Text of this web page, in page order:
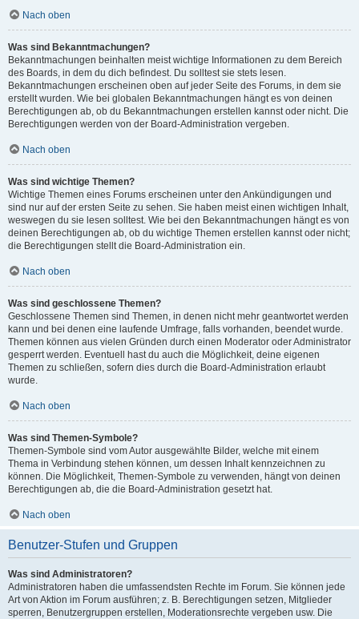
Nach oben
Was sind Bekanntmachungen?
Bekanntmachungen beinhalten meist wichtige Informationen zu dem Bereich
des Boards, in dem du dich befindest. Du solltest sie stets lesen.
Bekanntmachungen erscheinen oben auf jeder Seite des Forums, in dem sie
erstellt wurden. Wie bei globalen Bekanntmachungen hängt es von deinen
Berechtigungen ab, ob du Bekanntmachungen erstellen kannst oder nicht. Die
Berechtigungen werden von der Board-Administration vergeben.
Nach oben
Was sind wichtige Themen?
Wichtige Themen eines Forums erscheinen unter den Ankündigungen und
sind nur auf der ersten Seite zu sehen. Sie haben meist einen wichtigen Inhalt,
weswegen du sie lesen solltest. Wie bei den Bekanntmachungen hängt es von
deinen Berechtigungen ab, ob du wichtige Themen erstellen kannst oder nicht;
die Berechtigungen stellt die Board-Administration ein.
Nach oben
Was sind geschlossene Themen?
Geschlossene Themen sind Themen, in denen nicht mehr geantwortet werden
kann und bei denen eine laufende Umfrage, falls vorhanden, beendet wurde.
Themen können aus vielen Gründen durch einen Moderator oder Administrator
gesperrt werden. Eventuell hast du auch die Möglichkeit, deine eigenen
Themen zu schließen, sofern dies durch die Board-Administration erlaubt
wurde.
Nach oben
Was sind Themen-Symbole?
Themen-Symbole sind vom Autor ausgewählte Bilder, welche mit einem
Thema in Verbindung stehen können, um dessen Inhalt kennzeichnen zu
können. Die Möglichkeit, Themen-Symbole zu verwenden, hängt von deinen
Berechtigungen ab, die die Board-Administration gesetzt hat.
Nach oben
Benutzer-Stufen und Gruppen
Was sind Administratoren?
Administratoren haben die umfassendsten Rechte im Forum. Sie können jede
Art von Aktion im Forum ausführen; z. B. Berechtigungen setzen, Mitglieder
sperren, Benutzergruppen erstellen, Moderationsrechte vergeben usw. Die